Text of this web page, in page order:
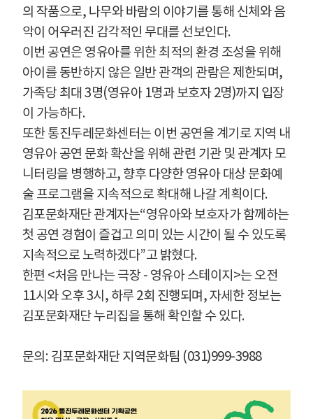
의 작품으로, 나무와 바람의 이야기를 통해 신체와 음
악이 어우러진 감각적인 무대를 선보인다.
이번 공연은 영유아를 위한 최적의 환경 조성을 위해
아이를 동반하지 않은 일반 관객의 관람은 제한되며,
가족당 최대3명(영유아 1명과 보호자2명)까지 입장
이 가능하다.
또한 통진두레문화센터는 이번 공연을 계기로 지역 내
영유아 공연 문화 확산을 위해 관련 기관 및 관계자 모
니터링을 병행하고, 향후 다양한 영유아 대상 문화예
술 프로그램을 지속적으로 확대해 나갈 계획이다.
김포문화재단 관계자는“영유아와 보호자가 함께하는
첫 공연 경험이 즐겁고 의미 있는 시간이 될 수 있도록
지속적으로 노력하겠다”고 밝혔다.
한편 <처음 만나는 극장 - 영유아 스테이지 >는 오전
11시와 오후3시 , 하루2회 진행되며 ,자세한 정보는
김포문화재단 누리집을 통해 확인할 수 있다.
문의 : 김포문화재단 지역문화팀 (031)999-3988